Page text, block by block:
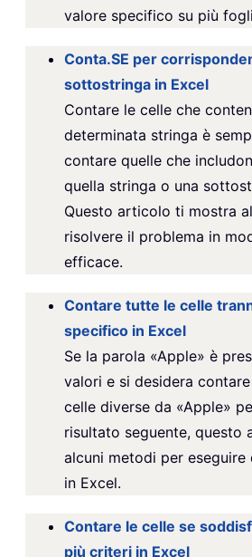
valore specifico su più
Conta.SE per
sottostringa in Excel
Contare le celle che
determinata stringa è
contare quelle che
quella stringa o una
Questo articolo ti mostra
risolvere il problema in
efficace.
Contare tutte le celle
specifico in Excel
Se la parola «Apple» è
valori e si desidera
celle diverse da «Apple»
risultato seguente, questo
alcuni metodi per eseguire
in Excel.
Contare le celle se
più criteri in Excel